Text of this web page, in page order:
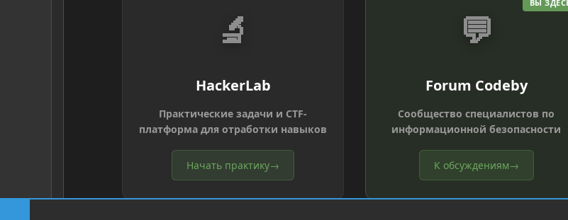
🔬
HackerLab
Практические задачи и CTF-
платформа для отработки навыков
Начать практику→
ВЫ
💬
Forum Codeby
Сообщество специалистов по
информационной безопасности
К обсуждениям→